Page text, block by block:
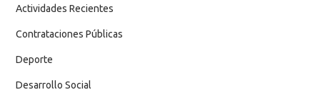
Actividades Recientes
Contrataciones Públicas
Deporte
Desarrollo Social